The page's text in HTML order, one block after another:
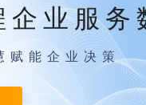
企业服
赋能企业决策